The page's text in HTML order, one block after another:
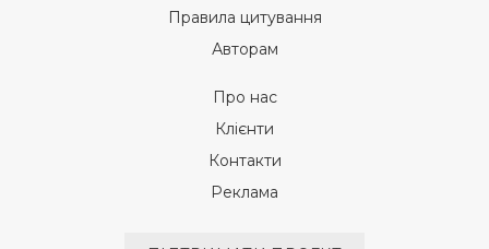
Правила цитування
Авторам
Про нас
Клієнти
Контакти
Реклама